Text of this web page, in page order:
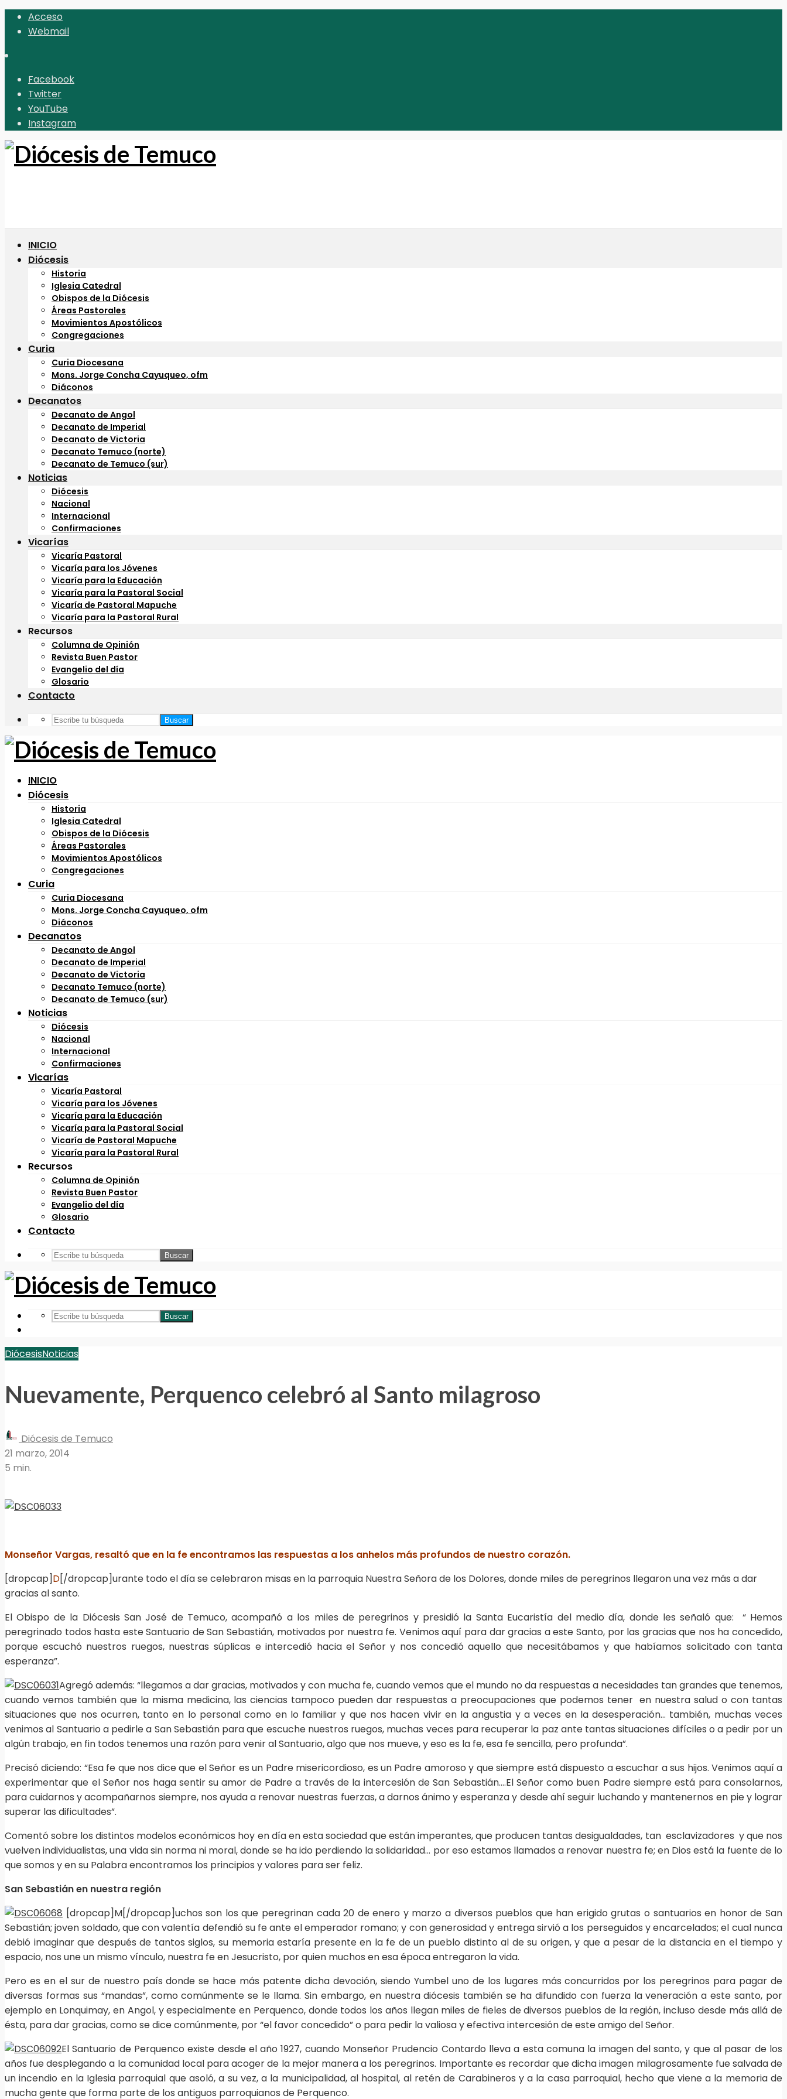
Acceso
Webmail
Facebook
Twitter
YouTube
Instagram
INICIO
Diócesis
Historia
Iglesia Catedral
Obispos de la Diócesis
Áreas Pastorales
Movimientos Apostólicos
Congregaciones
Curia
Curia Diocesana
Mons. Jorge Concha Cayuqueo, ofm
Diáconos
Decanatos
Decanato de Angol
Decanato de Imperial
Decanato de Victoria
Decanato Temuco (norte)
Decanato de Temuco (sur)
Noticias
Diócesis
Nacional
Internacional
Confirmaciones
Vicarías
Vicaría Pastoral
Vicaría para los Jóvenes
Vicaría para la Educación
Vicaría para la Pastoral Social
Vicaría de Pastoral Mapuche
Vicaría para la Pastoral Rural
Recursos
Columna de Opinión
Revista Buen Pastor
Evangelio del día
Glosario
Contacto
Buscar
INICIO
Diócesis
Historia
Iglesia Catedral
Obispos de la Diócesis
Áreas Pastorales
Movimientos Apostólicos
Congregaciones
Curia
Curia Diocesana
Mons. Jorge Concha Cayuqueo, ofm
Diáconos
Decanatos
Decanato de Angol
Decanato de Imperial
Decanato de Victoria
Decanato Temuco (norte)
Decanato de Temuco (sur)
Noticias
Diócesis
Nacional
Internacional
Confirmaciones
Vicarías
Vicaría Pastoral
Vicaría para los Jóvenes
Vicaría para la Educación
Vicaría para la Pastoral Social
Vicaría de Pastoral Mapuche
Vicaría para la Pastoral Rural
Recursos
Columna de Opinión
Revista Buen Pastor
Evangelio del día
Glosario
Contacto
Buscar
Buscar
DiócesisNoticias
Nuevamente, Perquenco celebró al Santo milagroso
Diócesis de Temuco
21 marzo, 2014
5 min.
Monseñor Vargas, resaltó que en la fe encontramos las respuestas a los anhelos más profundos de nuestro corazón.
[dropcap]D[/dropcap]urante todo el día se celebraron misas en la parroquia Nuestra Señora de los Dolores, donde miles de peregrinos llegaron una vez más a dar
gracias al santo.
El Obispo de la Diócesis San José de Temuco, acompañó a los miles de peregrinos y presidió la Santa Eucaristía del medio día, donde les señaló que: “ Hemos
peregrinado todos hasta este Santuario de San Sebastián, motivados por nuestra fe. Venimos aquí para dar gracias a este Santo, por las gracias que nos ha concedido,
porque escuchó nuestros ruegos, nuestras súplicas e intercedió hacia el Señor y nos concedió aquello que necesitábamos y que habíamos solicitado con tanta
esperanza”.
Agregó además: “llegamos a dar gracias, motivados y con mucha fe, cuando vemos que el mundo no da respuestas a necesidades tan grandes que tenemos,
cuando vemos también que la misma medicina, las ciencias tampoco pueden dar respuestas a preocupaciones que podemos tener en nuestra salud o con tantas
situaciones que nos ocurren, tanto en lo personal como en lo familiar y que nos hacen vivir en la angustia y a veces en la desesperación… también, muchas veces
venimos al Santuario a pedirle a San Sebastián para que escuche nuestros ruegos, muchas veces para recuperar la paz ante tantas situaciones difíciles o a pedir por un
algún trabajo, en fin todos tenemos una razón para venir al Santuario, algo que nos mueve, y eso es la fe, esa fe sencilla, pero profunda”.
Precisó diciendo: “Esa fe que nos dice que el Señor es un Padre misericordioso, es un Padre amoroso y que siempre está dispuesto a escuchar a sus hijos. Venimos aquí a
experimentar que el Señor nos haga sentir su amor de Padre a través de la intercesión de San Sebastián….El Señor como buen Padre siempre está para consolarnos,
para cuidarnos y acompañarnos siempre, nos ayuda a renovar nuestras fuerzas, a darnos ánimo y esperanza y desde ahí seguir luchando y mantenernos en pie y lograr
superar las dificultades”.
Comentó sobre los distintos modelos económicos hoy en día en esta sociedad que están imperantes, que producen tantas desigualdades, tan esclavizadores y que nos
vuelven individualistas, una vida sin norma ni moral, donde se ha ido perdiendo la solidaridad… por eso estamos llamados a renovar nuestra fe; en Dios está la fuente de lo
que somos y en su Palabra encontramos los principios y valores para ser feliz.
San Sebastián en nuestra región
[dropcap]M[/dropcap]uchos son los que peregrinan cada 20 de enero y marzo a diversos pueblos que han erigido grutas o santuarios en honor de San
Sebastián; joven soldado, que con valentía defendió su fe ante el emperador romano; y con generosidad y entrega sirvió a los perseguidos y encarcelados; el cual nunca
debió imaginar que después de tantos siglos, su memoria estaría presente en la fe de un pueblo distinto al de su origen, y que a pesar de la distancia en el tiempo y
espacio, nos une un mismo vínculo, nuestra fe en Jesucristo, por quien muchos en esa época entregaron la vida.
Pero es en el sur de nuestro país donde se hace más patente dicha devoción, siendo Yumbel uno de los lugares más concurridos por los peregrinos para pagar de
diversas formas sus “mandas”, como comúnmente se le llama. Sin embargo, en nuestra diócesis también se ha difundido con fuerza la veneración a este santo, por
ejemplo en Lonquimay, en Angol, y especialmente en Perquenco, donde todos los años llegan miles de fieles de diversos pueblos de la región, incluso desde más allá de
ésta, para dar gracias, como se dice comúnmente, por “el favor concedido” o para pedir la valiosa y efectiva intercesión de este amigo del Señor.
El Santuario de Perquenco existe desde el año 1927, cuando Monseñor Prudencio Contardo lleva a esta comuna la imagen del santo, y que al pasar de los
años fue desplegando a la comunidad local para acoger de la mejor manera a los peregrinos. Importante es recordar que dicha imagen milagrosamente fue salvada de
un incendio en la Iglesia parroquial que asoló, a su vez, a la municipalidad, al hospital, al retén de Carabineros y a la casa parroquial, hecho que viene a la memoria de
mucha gente que forma parte de los antiguos parroquianos de Perquenco.